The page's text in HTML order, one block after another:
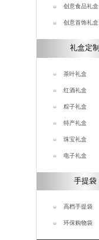
创意食品礼盒
创意首饰礼盒
礼盒定制
茶叶礼盒
红酒礼盒
粽子礼盒
特产礼盒
珠宝礼盒
电子礼盒
手提袋
高档手提袋
环保购物袋